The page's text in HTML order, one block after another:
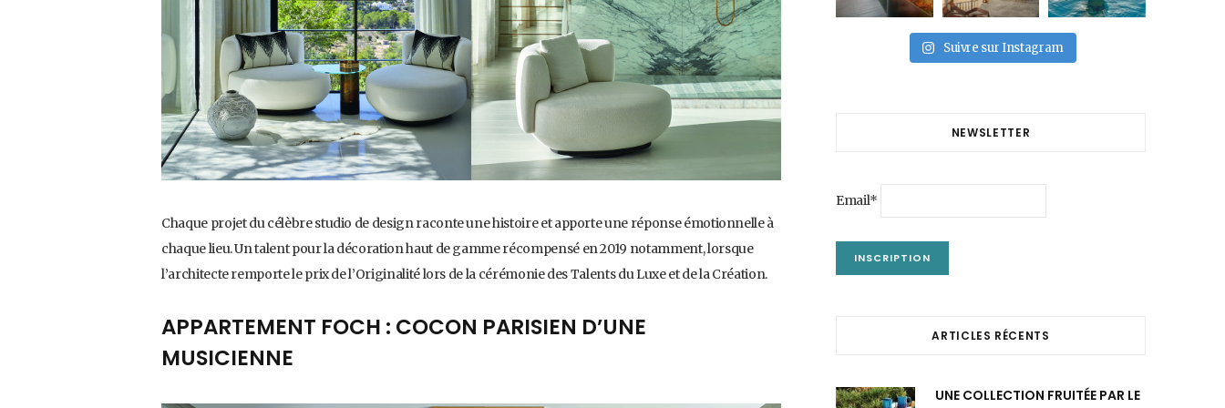
Chaque projet du célèbre studio de design raconte une histoire et apporte une réponse émotionnelle à
chaque lieu. Un talent pour la décoration haut de gamme récompensé en 2019 notamment, lorsque
l’architecte remporte le prix de l’Originalité lors de la cérémonie des Talents du Luxe et de la Création.
APPARTEMENT FOCH : COCON PARISIEN D’UNE
MUSICIENNE
Suivre sur Instagram
NEWSLETTER
Email*
ARTICLES RÉCENTS
UNE COLLECTION FRUITÉE PAR LE